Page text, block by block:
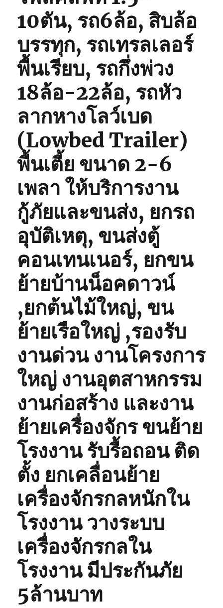
10ตัน, รถ6ล้อ, สิบล้อ
บรรทุก, รถเทรลเลอร์
พื้นเรียบ, รถกึ่งพ่วง
18ล้อ-22ล้อ, รถหัว
ลากหางโลว์เบด
(Lowbed Trailer)
พื้นเตี้ย ขนาด 2-6
เพลา ให้บริการงาน
กู้ภัยและขนส่ง, ยกรถ
อุบัติเหตุ, ขนส่งตู้
คอนเทนเนอร์, ยกขน
ย้ายบ้านน็อคดาวน์
,ยกต้นไม้ใหญ่, ขน
ย้ายเรือใหญ่ ,รองรับ
งานด่วน งานโครงการ
ใหญ่ งานอุตสาหกรรม
งานก่อสร้าง และงาน
ย้ายเครื่องจักร ขนย้าย
โรงงาน รับรื้อถอน ติด
ตั้ง ยกเคลื่อนย้าย
เครื่องจักรกลหนักใน
โรงงาน วางระบบ
เครื่องจักรกลใน
โรงงาน มีประกันภัย
5ล้านบาท